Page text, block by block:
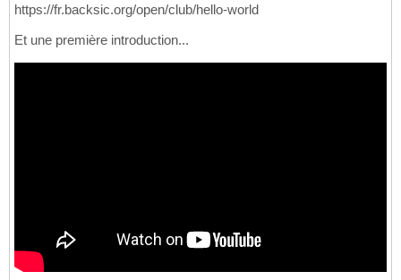
https://fr.backsic.org/open/club/hello-world
Et une première introduction...